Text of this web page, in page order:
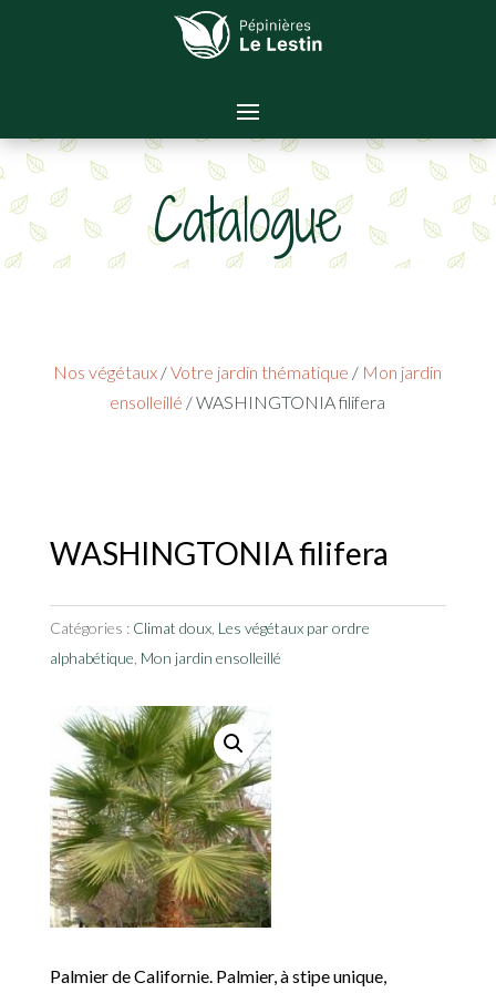
Catalogue
Nos végétaux /Votre jardin thématique / Mon jardin
ensolleillé / WASHINGTONIA filifera
WASHINGTONIA filifera
Catégories : Climat doux, Les végétaux par ordre
alphabétique Mon jardin ensolleillé
Palmier de Californie. Palmier, à stipe unique,